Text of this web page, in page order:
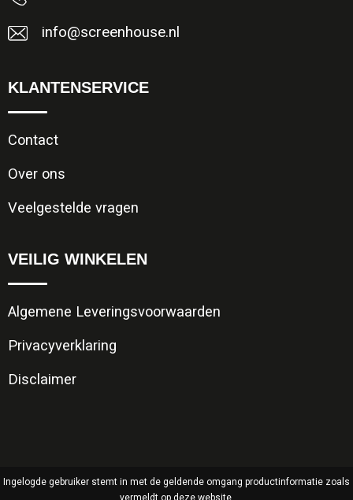
info@screenhouse.nl
KLANTENSERVICE
Contact
Over ons
Veelgestelde vragen
VEILIG WINKELEN
Algemene Leveringsvoorwaarden
Privacyverklaring
Disclaimer
Ingelogde gebruiker stemt in met de geldende omgang productinformatie zoals
vermeldt op deze website